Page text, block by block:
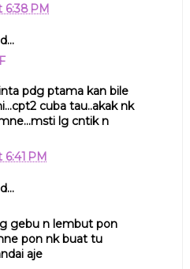
6:38 PM
pdg ptama kan bile
cuba tau..akak nk
lg cntik n
6:41 PM
gebu n lembut pon
pon nk buat tu
aje